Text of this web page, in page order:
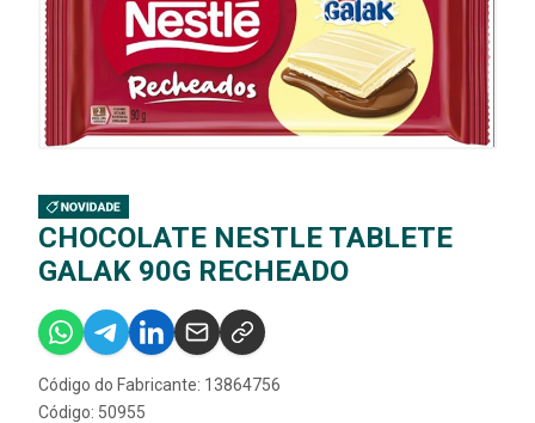
CHOCOLATE NESTLE TABLETE
GALAK 90G RECHEADO
Código do Fabricante: 13864756
Código: 50955